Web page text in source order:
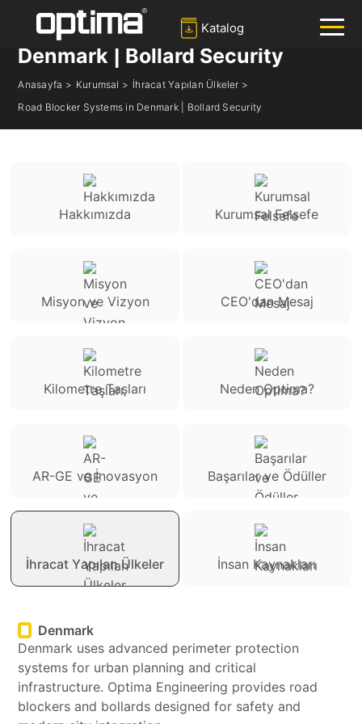
Kayar Kapı
Katalog
Road Blocker Systems in
Denmark | Bollard Security
Anasayfa > Kurumsal > İhracat Yapılan Ülkeler >
Road Blocker Systems in Denmark | Bollard Security
Hakkımızda Kurumsal Felsefe
Misyon ve Vizyon CEO'dan Mesaj
Kilometre Taşları Neden Optima?
AR-GE ve İnovasyon Başarılar ve Ödüller
İhracat Yapılan Ülkeler İnsan Kaynakları
Denmark
Denmark uses advanced perimeter protection
systems for urban planning and critical
infrastructure. Optima Engineering provides road
blockers and bollards designed for safety and